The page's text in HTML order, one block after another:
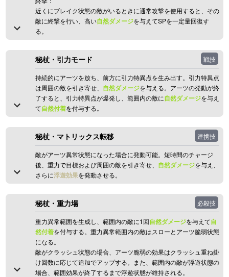
近くにブレイク状態の敵がいるときに通常攻撃を使用すると、その
敵に終撃を行い、高い自然ダメージを与えてSPを一定量回復す
る。
秘杖・引力モード
持続的にアーツを放ち、前方に引力特異点を生み出す。引力特異点
は周囲の敵を引き寄せ、 自然ダメージを与える。アーツの発動が終
了すると、引力特異点が爆発し、範囲内の敵に自然ダメージを与え
て自然付着を付与する。
戦技
秘杖・マトリックス転移
敵がアーツ異常状態になった場合に発動可能。短時間のチャージ
後、重力で目標および周囲の敵を引き寄せ、 自然ダメージを与え、
さらに浮遊効果を発動させる。
連携技
秘杖・重力場
重力異常範囲を生成し、範囲内の敵に1回自然ダメージを与えて自
然付着を付与する。重力異常範囲内の敵はスローとアーツ脆弱状態
になる。
敵がクラッシュ状態の場合、アーツ脆弱の効果はクラッシュ重ね掛
け回数に応じて追加でアップする。また、範囲内の敵が浮遊状態の
場合、範囲効果が終了するまで浮遊状態が維持される。
必殺技